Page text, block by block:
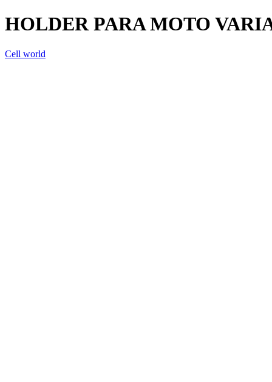
HOLDER PARA MOTO
Cell world